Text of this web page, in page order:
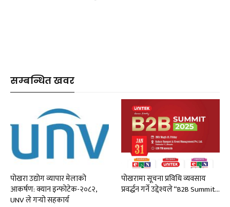
सम्बन्धित खवर
पोखरा उद्योग व्यापार मेलाको
आकर्षण: क्यान इन्फोटेक-२०८२,
UNV ले गर्‍यो सहकार्य
पोखरामा सूचना प्रविधि व्यवसाय
प्रवर्द्धन गर्ने उद्देश्यले “B2B Summit…